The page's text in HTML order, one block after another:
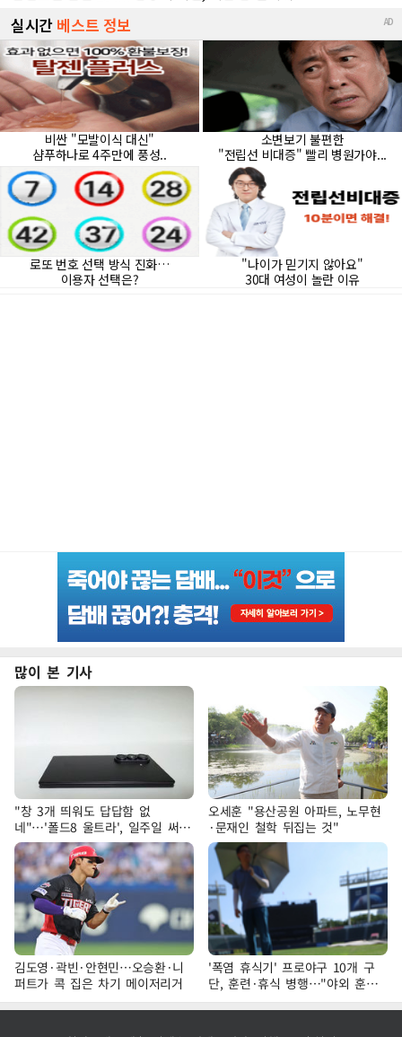
많이 본 기사
"창 3개 띄워도 답답함 없
네"…'폴드8 울트라', 일주일 써보
니
오세훈 "용산공원 아파트, 노무현
·문재인 철학 뒤집는 것"
김도영·곽빈·안현민…오승환·니
퍼트가 콕 집은 차기 메이저리거
'폭염 휴식기' 프로야구 10개 구
단, 훈련·휴식 병행…"야외 훈련
해도 안전 최우선"